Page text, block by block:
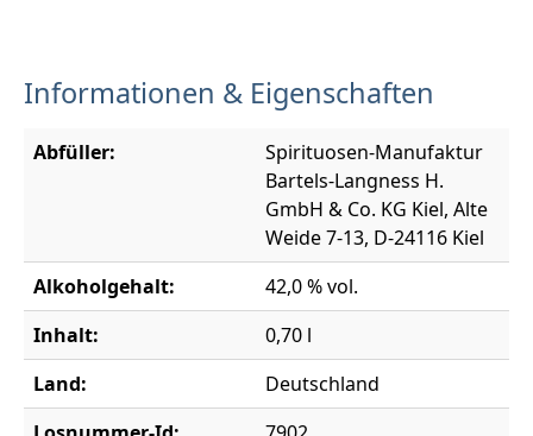
Informationen & Eigenschaften
Abfüller:
Spirituosen-Manufaktur
Bartels-Langness H.
GmbH & Co. KG Kiel, Alte
Weide 7-13, D-24116 Kiel
Alkoholgehalt:
42,0 % vol.
Inhalt:
0,70 l
Land:
Deutschland